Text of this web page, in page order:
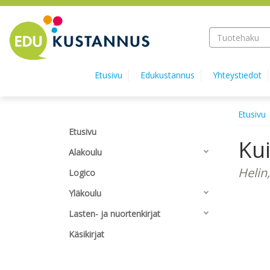
Hyppää pääsisältöön
Etusivu Edukustannus Yhteystiedot
Etusivu
Alakoulu
Logico
Yläkoulu
Lasten- ja nuortenkirjat
Käsikirjat
Etusivu